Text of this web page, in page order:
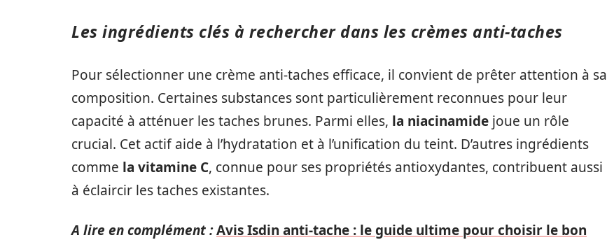
Les ingrédients clés à rechercher dans les crèmes anti-taches
Pour sélectionner une crème anti-taches efficace, il convient de prêter attention à sa
composition. Certaines substances sont particulièrement reconnues pour leur
capacité à atténuer les taches brunes. Parmi elles, la niacinamide joue un rôle
crucial. Cet actif aide à l’hydratation et à l’unification du teint. D’autres ingrédients
comme la vitamine C, connue pour ses propriétés antioxydantes, contribuent aussi
à éclaircir les taches existantes.
A lire en complément :Avis Isdin anti-tache : le guide ultime pour choisir le bon